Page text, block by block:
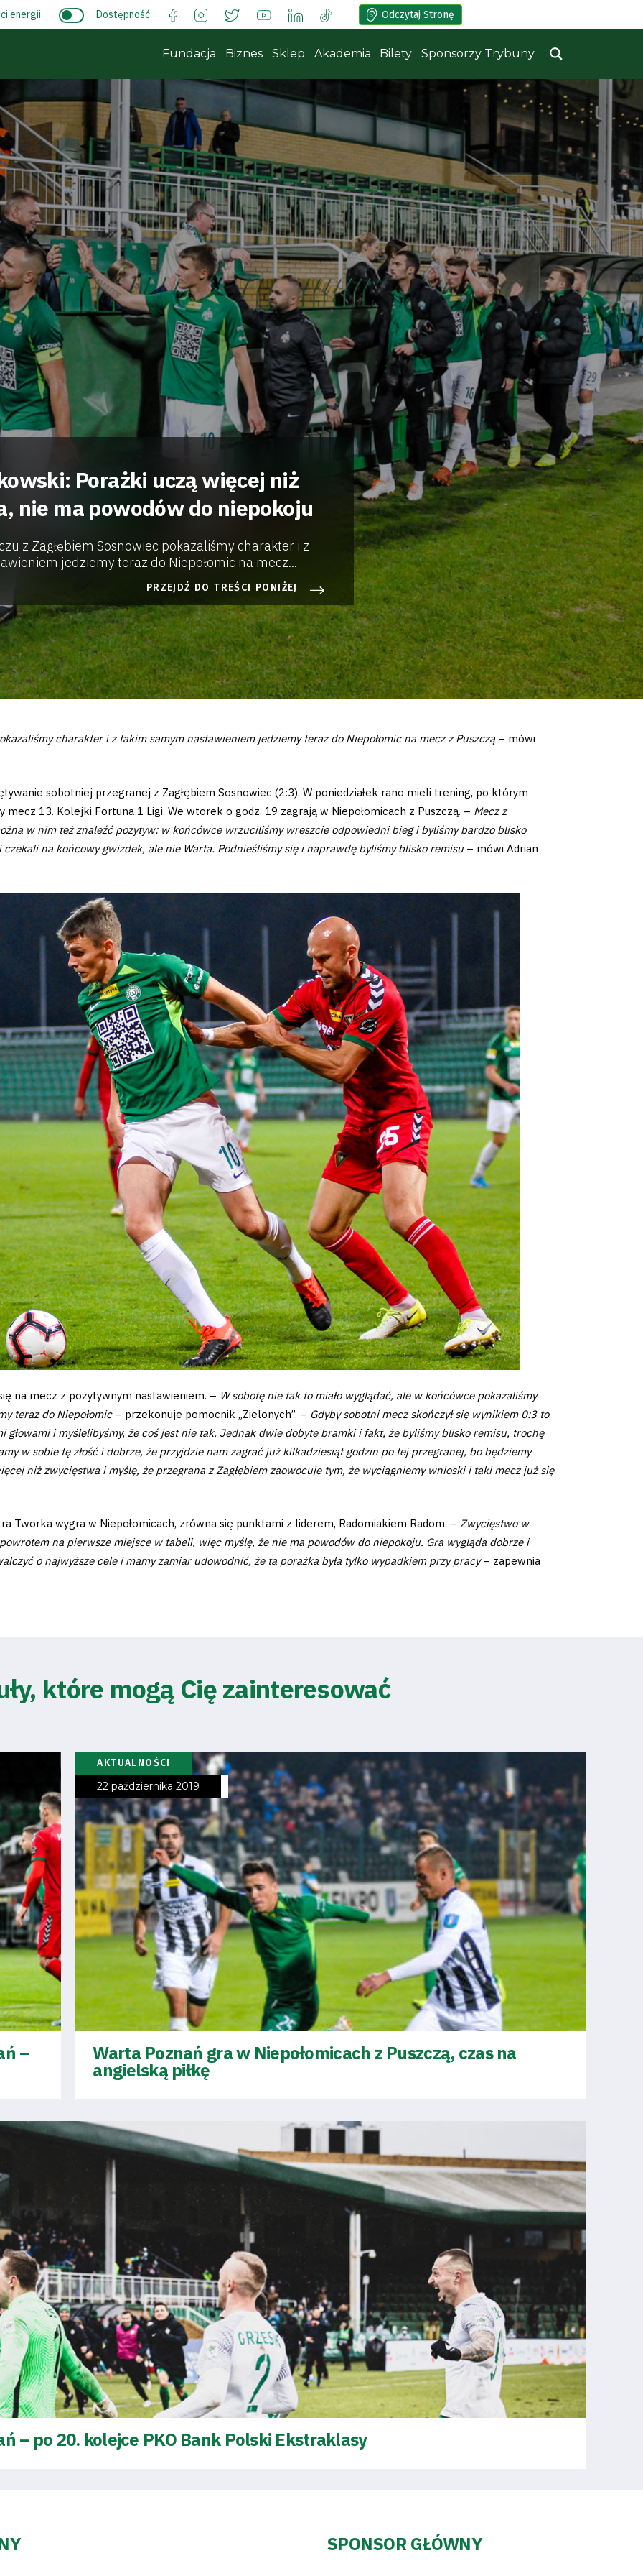
energii Dostępność Odczytaj Stronę
Fundacja Biznes Sklep Akademia Bilety Sponsorzy Trybuny
Porażki uczą więcej niż
nie ma powodów do niepokoju
z Zagłębiem Sosnowiec pokazaliśmy charakter i z
jedziemy teraz do Niepołomic na mecz...
PRZEJDŹ DO TREŚCI PONIŻEJ
charakter i z takim samym nastawieniem jedziemy teraz do Niepołomic na mecz z Puszczą – mówi
sobotniej przegranej z Zagłębiem Sosnowiec (2:3). W poniedziałek rano mieli trening, po którym
mecz 13. Kolejki Fortuna 1 Ligi. We wtorek o godz. 19 zagrają w Niepołomicach z Puszczą. – Mecz z
w nim też znaleźć pozytyw: w końcówce wrzuciliśmy wreszcie odpowiedni bieg i byliśmy bardzo blisko
na końcowy gwizdek, ale nie Warta. Podnieśliśmy się i naprawdę byliśmy blisko remisu – mówi Adrian
na mecz z pozytywnym nastawieniem. – W sobotę nie tak to miało wyglądać, ale w końcówce pokazaliśmy
teraz do Niepołomic– przekonuje pomocnik „Zielonych”. – Gdyby sobotni mecz skończył się wynikiem 0:3 to
głowami i myślelibyśmy, że coś jest nie tak. Jednak dwie dobyte bramki i fakt, że byliśmy blisko remisu, trochę
w sobie tę złość i dobrze, że przyjdzie nam zagrać już kilkadziesiąt godzin po tej przegranej, bo będziemy
niż zwycięstwa i myślę, że przegrana z Zagłębiem zaowocuje tym, że wyciągniemy wnioski i taki mecz już się
Tworka wygra w Niepołomicach, zrówna się punktami z liderem, Radomiakiem Radom. – Zwycięstwo w
na pierwsze miejsce w tabeli, więc myślę, że nie ma powodów do niepokoju. Gra wygląda dobrze i
o najwyższe cele i mamy zamiar udowodnić, że ta porażka była tylko wypadkiem przy pracy– zapewnia
które mogą Cię zainteresować
–
AKTUALNOŚCI
22 października 2019
Warta Poznań gra w Niepołomicach z Puszczą, czas na
angielską piłkę
– po 20. kolejce PKO Bank Polski Ekstraklasy
SPONSOR GŁÓWNY